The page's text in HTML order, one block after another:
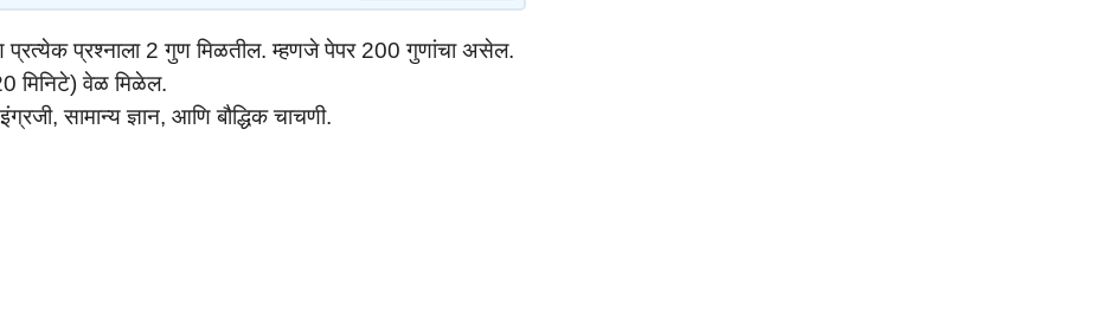
प्रश्नाला 2 गुण मिळतील. म्हणजे पेपर 200 गुणांचा असेल.
मिनिटे) वेळ मिळेल.
सामान्य ज्ञान, आणि बौद्धिक चाचणी.